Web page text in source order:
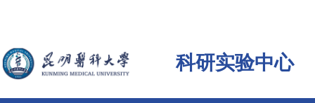
科研实验中心